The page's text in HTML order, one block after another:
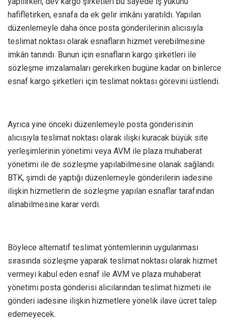
hafifletirken, esnafa da ek gelir imkânı yaratıldı. Yapılan
düzenlemeyle daha önce posta gönderilerinin alıcısıyla
teslimat noktası olarak esnafların hizmet verebilmesine
imkân tanındı. Bunun için esnafların kargo şirketleri ile
sözleşme imzalamaları gerekirken bugüne kadar on binlerce
esnaf kargo şirketleri için teslimat noktası görevini üstlendi.
Ayrıca yine önceki düzenlemeyle posta gönderisinin
alıcısıyla teslimat noktası olarak ilişki kuracak büyük site
yerleşimlerinin yönetimi veya AVM ile plaza muhaberat
yönetimi ile de sözleşme yapılabilmesine olanak sağlandı.
BTK, şimdi de yaptığı düzenlemeyle gönderilerin iadesine
ilişkin hizmetlerin de sözleşme yapılan esnaflar tarafından
alınabilmesine karar verdi.
Böylece alternatif teslimat yöntemlerinin uygulanması
sırasında sözleşme yaparak teslimat noktası olarak hizmet
vermeyi kabul eden esnaf ile AVM ve plaza muhaberat
yönetimi posta gönderisi alıcılarından teslimat hizmeti ile
gönderi iadesine ilişkin hizmetlere yönelik ilave ücret talep
edemeyecek.